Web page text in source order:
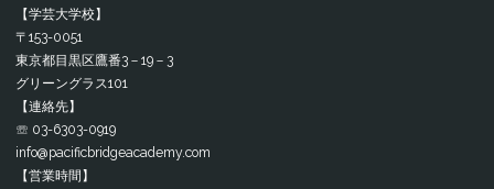
【学芸大学校】
〒153-0051
東京都目黒区鷹番3－19－3
グリーングラス101
【連絡先】
☏ 03-6303-0919
info@pacificbridgeacademy.com
【営業時間】